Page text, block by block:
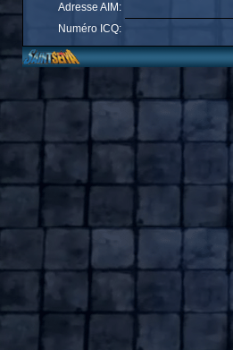
Adresse AIM:
Numéro ICQ: